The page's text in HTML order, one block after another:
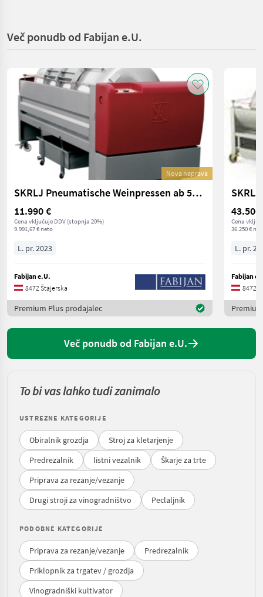
Več ponudb od Fabijan e.U.
Nova naprava
SKRLJ Pneumatische Weinpressen ab 5hl Tankpressen
11.990 €
Cena vključuje DDV (stopnja 20%)
9.991,67 € neto
L. pr. 2023
Fabijan e.U.
8472 Štajerska
Premium Plus prodajalec
43.500
Cena
36.250 €
L. pr.
Fabijan
8472
Več ponudb od Fabijan e.U.
To bi vas lahko tudi zanimalo
USTREZNE KATEGORIJE
Obiralnik grozdja
Stroj za kletarjenje
Predrezalnik
listni vezalnik
Škarje za trte
Priprava za rezanje/vezanje
Drugi stroji za vinogradništvo
Peclaljnik
PODOBNE KATEGORIJE
Priprava za rezanje/vezanje
Predrezalnik
Priklopnik za trgatev / grozdja
Vinogradniški kultivator